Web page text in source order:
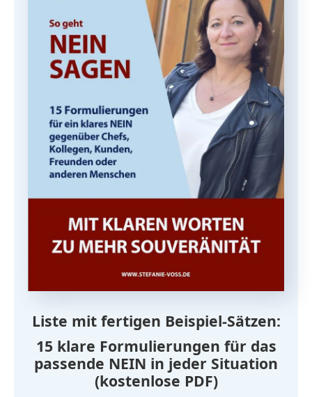
Liste mit fertigen Beispiel-Sätzen:
15 klare Formulierungen für das
passende NEIN in jeder Situation
(kostenlose PDF)